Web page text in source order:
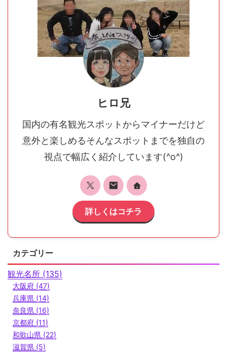
ヒロ兄
国内の有名観光スポットからマイナーだけど
意外と楽しめるそんなスポットまでを独自の
視点で幅広く紹介しています(^o^)
詳しくはコチラ
カテゴリー
観光名所 (135)
大阪府 (47)
兵庫県 (14)
奈良県 (16)
京都府 (11)
和歌山県 (22)
滋賀県 (5)